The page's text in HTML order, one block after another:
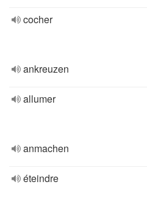
cocher
ankreuzen
allumer
anmachen
éteindre